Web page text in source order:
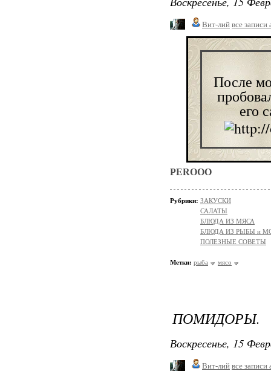
Вит-лий все записи
После
его
PEROOO
Рубрики: ЗАКУСКИ
САЛАТЫ
БЛЮДА ИЗ МЯСА
БЛЮДА ИЗ РЫБЫ и
ПОЛЕЗНЫЕ СОВЕТЫ
Метки: рыба мясо
ПОМИДОРЫ.
Воскресенье, 15
Вит-лий все записи